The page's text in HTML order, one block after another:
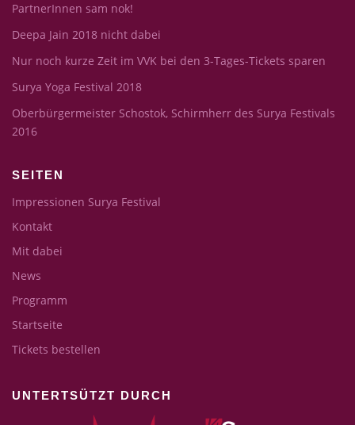
PartnerInnen sam nok!
Deepa Jain 2018 nicht dabei
Nur noch kurze Zeit im VVK bei den 3-Tages-Tickets sparen
Surya Yoga Festival 2018
Oberbürgermeister Schostok, Schirmherr des Surya Festivals
2016
SEITEN
Impressionen Surya Festival
Kontakt
Mit dabei
News
Programm
Startseite
Tickets bestellen
UNTERTSÜTZT DURCH